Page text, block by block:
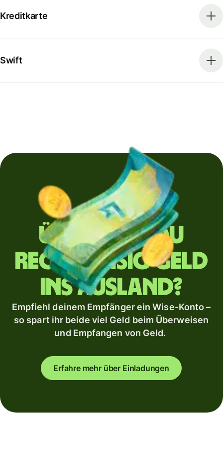
Kreditkarte
Swift
Überweist du
regelmäßig Geld
ins Ausland?
Empfiehl deinem Empfänger ein Wise-Konto –
so spart ihr beide viel Geld beim Überweisen
und Empfangen von Geld.
Erfahre mehr über Einladungen